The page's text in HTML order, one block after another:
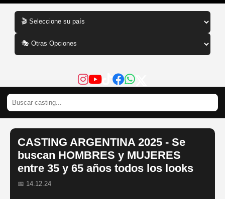
CASTING ARGENTINA 2025 - Se
buscan HOMBRES y MUJERES
entre 35 y 65 años todos los looks
📅 14.12.24